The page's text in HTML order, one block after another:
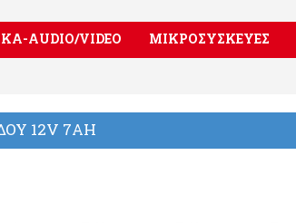
AUDIO/VIDEO ΜΙΚΡΟΣΥΣΚΕΥΕΣ
12V 7ΑΗ